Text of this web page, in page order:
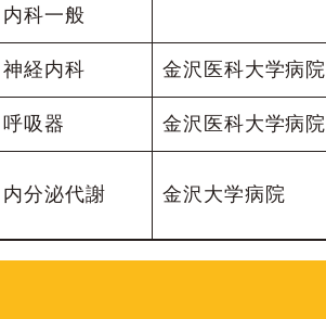
内科一般
神経内科 金沢医科大学病院
呼吸器 金沢医科大学病院
内分泌代謝 金沢大学病院